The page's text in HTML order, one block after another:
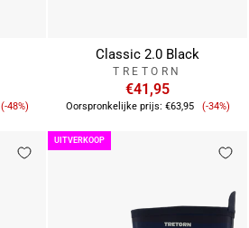
Verkoopprijs
(-48%)
Classic 2.0 Black
TRETORN
€41,95
Oorspronkelijke prijs: €63,95 (-34%)
UITVERKOOP